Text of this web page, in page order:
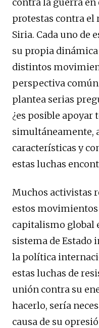
protestas contra el
Siria. Cada uno de
su propia
distintos
perspectiva
plantea serias
¿es posible apoyar
simultáneamente,
características y
estas luchas
Muchos activistas
estos
capitalismo global
sistema de Estado
la política
estas luchas de
unión contra su
hacerlo, sería
causa de su